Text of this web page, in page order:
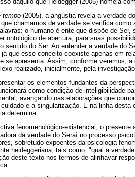
tempo (2005), a angústia revela a verdade
chamamos de verdade se verifica
o humano é ente que dispõe de
ontológico de abertura, para suas
sentido do Ser. Ao entender a verdade do
que esse conceito coexiste apenas em
se apresenta. Assim, conforme veremos,
realizado, inicialmente, pela
os elementos fundantes da
como condição de inteligibilidade
avançando nas elaborações que
e a singularização. E na linha
determina.
fenomenológico-existencial, o
da verdade do Seraí no processo
sobretudo expoentes da psicologia
heideggeriana, tais como: "qual a
deste texto nos termos de alinhavar